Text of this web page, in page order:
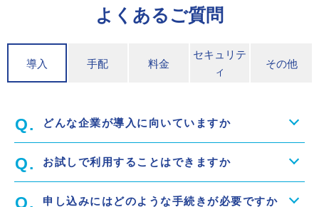
よくあるご質問
導入 手配 料金
セキュリテ
ィ
その他
どんな企業が導入に向いていますか
お試しで利用することはできますか
申し込みにはどのような手続きが必要ですか